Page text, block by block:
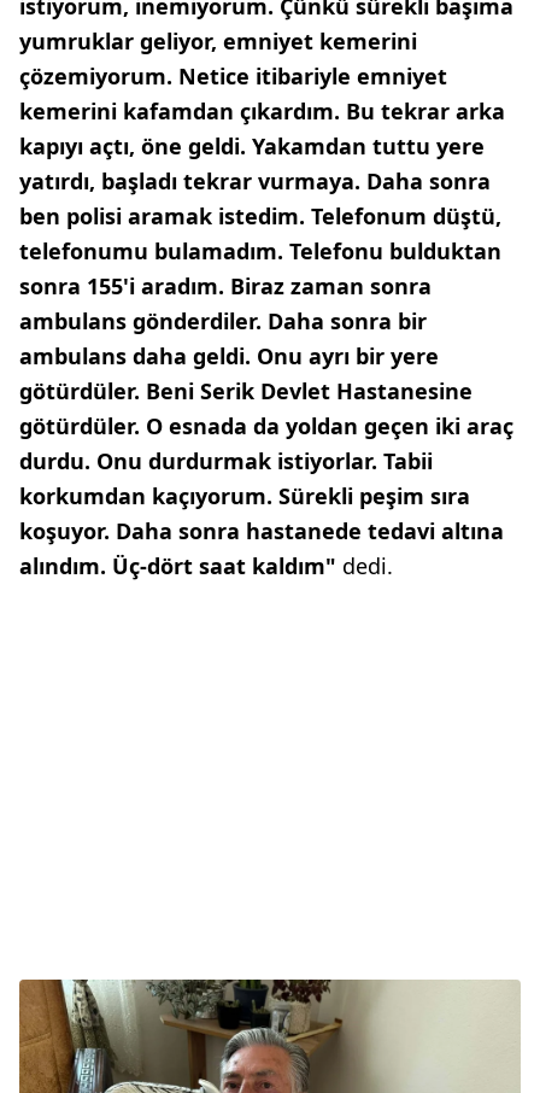
istiyorum, inemiyorum. Çünkü sürekli başıma
yumruklar geliyor, emniyet kemerini
çözemiyorum. Netice itibariyle emniyet
kemerini kafamdan çıkardım. Bu tekrar arka
kapıyı açtı, öne geldi. Yakamdan tuttu yere
yatırdı, başladı tekrar vurmaya. Daha sonra
ben polisi aramak istedim. Telefonum düştü,
telefonumu bulamadım. Telefonu bulduktan
sonra 155'i aradım. Biraz zaman sonra
ambulans gönderdiler. Daha sonra bir
ambulans daha geldi. Onu ayrı bir yere
götürdüler. Beni Serik Devlet Hastanesine
götürdüler. O esnada da yoldan geçen iki araç
durdu. Onu durdurmak istiyorlar. Tabii
korkumdan kaçıyorum. Sürekli peşim sıra
koşuyor. Daha sonra hastanede tedavi altına
alındım. Üç-dört saat kaldım" dedi.